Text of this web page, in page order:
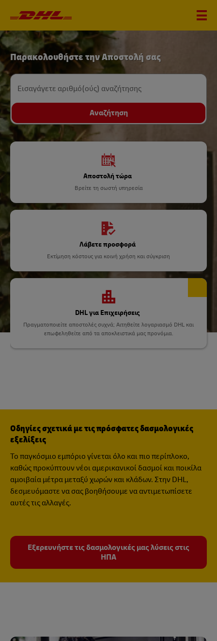
DHL
Home
Παρακολουθήστε την Αποστολή σας
Εισαγάγετε αριθμό(ούς) αναζήτησης
Αναζήτηση
Αποστολή τώρα
Βρείτε τη σωστή υπηρεσία
Λάβετε προσφορά
Εκτίμηση κόστους για κοινή χρήση και σύγκριση
DHL για Επιχειρήσεις
Πραγματοποιείτε αποστολές συχνά; Αιτηθείτε λογαριασμό DHL και
επωφεληθείτε από τα αποκλειστικά μας προνόμια.
Οδηγίες σχετικά με τις πρόσφατες δασμολογικές
εξελίξεις
Το παγκόσμιο εμπόριο γίνεται όλο και πιο περίπλοκο,
καθώς προκύπτουν νέοι αμερικανικοί δασμοί και ποικίλα
αμοιβαία μέτρα μεταξύ χωρών και κλάδων. Στην DHL,
δεσμευόμαστε να σας βοηθήσουμε να αντιμετωπίσετε
αυτές τις αλλαγές.
Εξερευνήστε τις δασμολογικές μας λύσεις στις
ΗΠΑ